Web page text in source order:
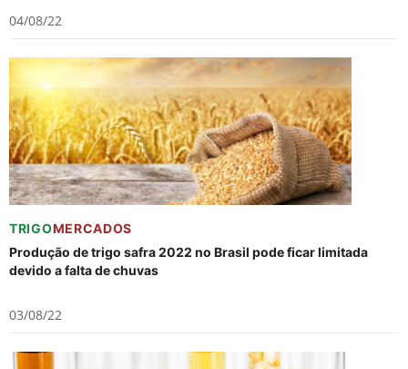
04/08/22
TRIGOMERCADOS
Produção de trigo safra 2022 no Brasil pode ficar limitada
devido a falta de chuvas
03/08/22